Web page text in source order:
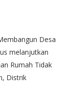
Desa
melanjutkan
Rumah Tidak
Distrik